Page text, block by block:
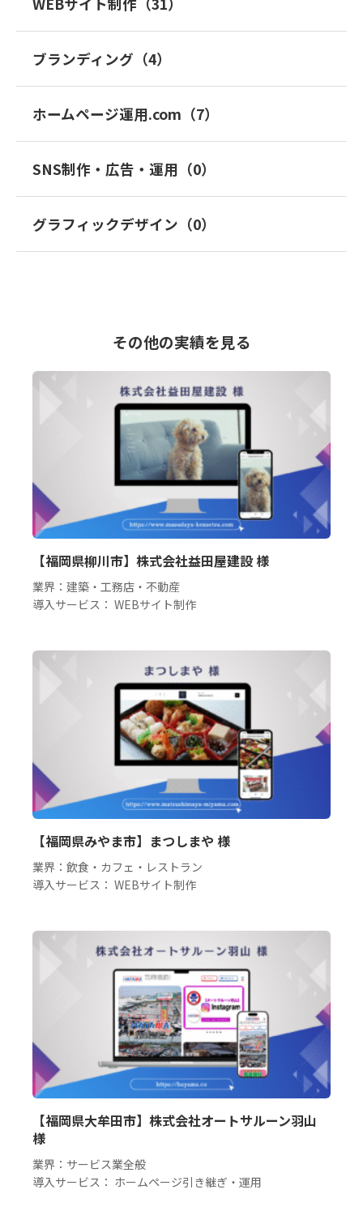
ブランディング（4）
ホームページ運用.com（7）
SNS制作・広告・運用（0）
グラフィックデザイン（0）
その他の実績を見る
【福岡県柳川市】株式会社益田屋建設 様
業界：建築・工務店・不動産
導入サービス： WEBサイト制作
【福岡県みやま市】まつしまや 様
業界：飲食・カフェ・レストラン
導入サービス： WEBサイト制作
【福岡県大牟田市】株式会社オートサルーン羽山
様
業界：サービス業全般
導入サービス： ホームページ引き継ぎ・運用